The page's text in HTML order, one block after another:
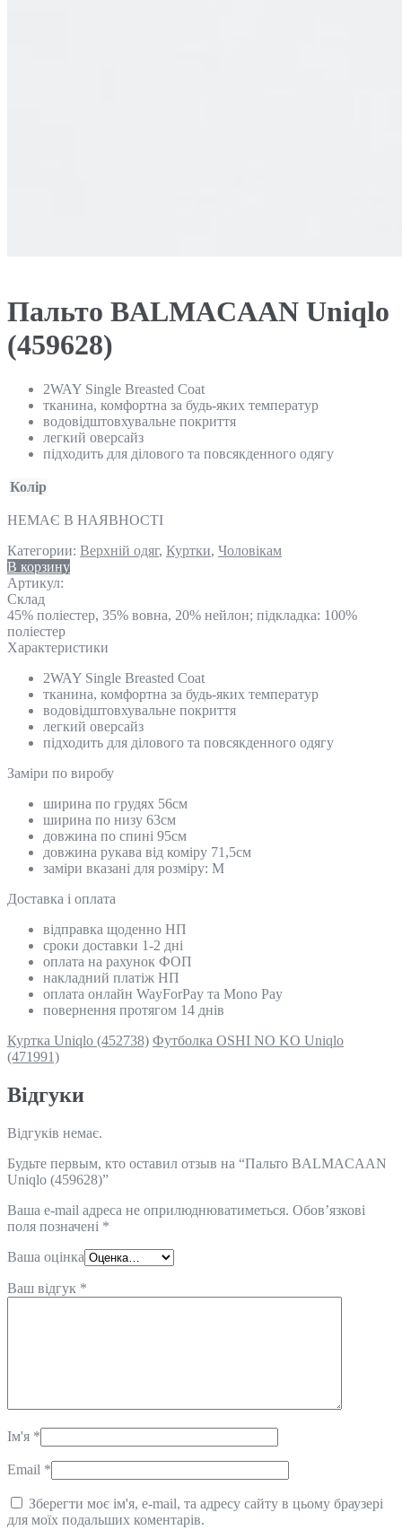
Пальто BALMACAAN Uniqlo
(459628)
2WAY Single Breasted Coat
тканина, комфортна за будь-яких температур
водовідштовхувальне покриття
легкий оверсайз
підходить для ділового та повсякденного одягу
Колір
НЕМАЄ В НАЯВНОСТІ
Категории: Верхній одяг, Куртки, Чоловікам
В корзину
Артикул:
Склад
45% поліестер, 35% вовна, 20% нейлон; підкладка: 100%
поліестер
Характеристики
2WAY Single Breasted Coat
тканина, комфортна за будь-яких температур
водовідштовхувальне покриття
легкий оверсайз
підходить для ділового та повсякденного одягу
Замiри по виробу
ширина по грудях 56см
ширина по низу 63см
довжина по спині 95см
довжина рукава від коміру 71,5см
заміри вказані для розміру: M
Доставка і оплата
відправка щоденно НП
сроки доставки 1-2 дні
оплата на рахунок ФОП
накладний платіж НП
оплата онлайн WayForPay та Mono Pay
повернення протягом 14 днів
Куртка Uniqlo (452738) Футболка OSHI NO KO Uniqlo
(471991)
Відгуки
Відгуків немає.
Будьте первым, кто оставил отзыв на “Пальто BALMACAAN
Uniqlo (459628)”
Ваша e-mail адреса не оприлюднюватиметься. Обов’язкові
поля позначені *
Ваша оцінка
Ваш відгук *
Ім'я *
Email *
Зберегти моє ім'я, e-mail, та адресу сайту в цьому браузері
для моїх подальших коментарів.